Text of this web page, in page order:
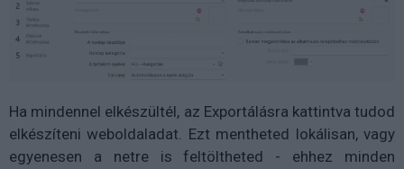
Ha mindennel elkészültél, az Exportálásra kattintva tudod
elkészíteni weboldaladat. Ezt mentheted lokálisan, vagy
egyenesen a netre is feltöltheted - ehhez minden